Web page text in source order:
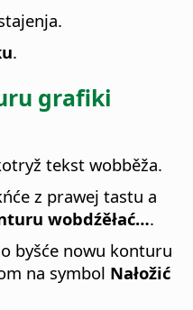
.
grafiki
tekst wobběža.
z prawej tastu a
wobdźěłać….
byšće nowu konturu
na symbol Nałožić